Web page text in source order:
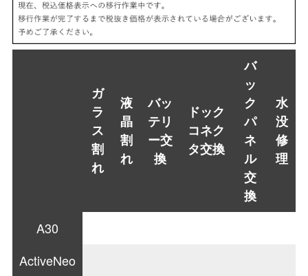
ガ
ラ
ス
割
れ
液
晶
割
れ
バッ
テリ
ー交
換
ドック
コネク
タ交換
バ
ッ
ク
パ
ネ
ル
交
換
水
没
修
理
A30
ActiveNeo